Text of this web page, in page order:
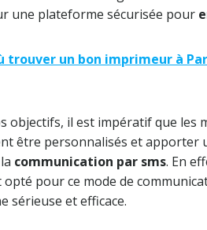
une plateforme sécurisée pour
trouver un bon imprimeur à
objectifs, il est impératif que les
être personnalisés et
communication par sms. En
pour ce mode de
sérieuse et efficace.